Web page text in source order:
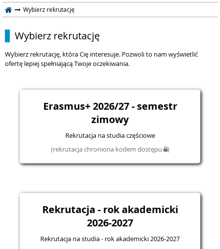
Wybierz rekrutację
Wybierz rekrutację
Wybierz rekrutację, która Cię interesuje. Pozwoli to nam wyświetlić
ofertę lepiej spełniającą Twoje oczekiwania.
Erasmus+ 2026/27 - semestr
zimowy
Rekrutacja na studia częściowe
(rekrutacja chroniona kodem dostępu
)
Rekrutacja - rok akademicki
2026-2027
Rekrutacja na studia - rok akademicki 2026-2027